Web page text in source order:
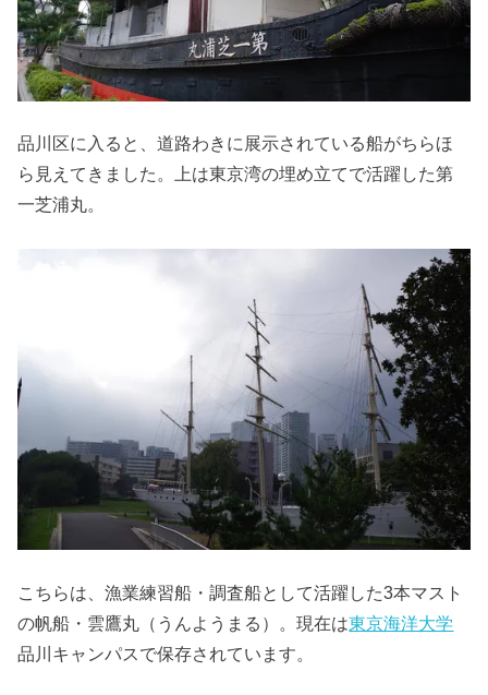
品川区に入ると、道路わきに展示されている船がちらほ
ら見えてきました。上は東京湾の埋め立てで活躍した第
一芝浦丸。
こちらは、漁業練習船・調査船として活躍した3本マスト
の帆船・雲鷹丸（うんようまる）。現在は東京海洋大学
品川キャンパスで保存されています。